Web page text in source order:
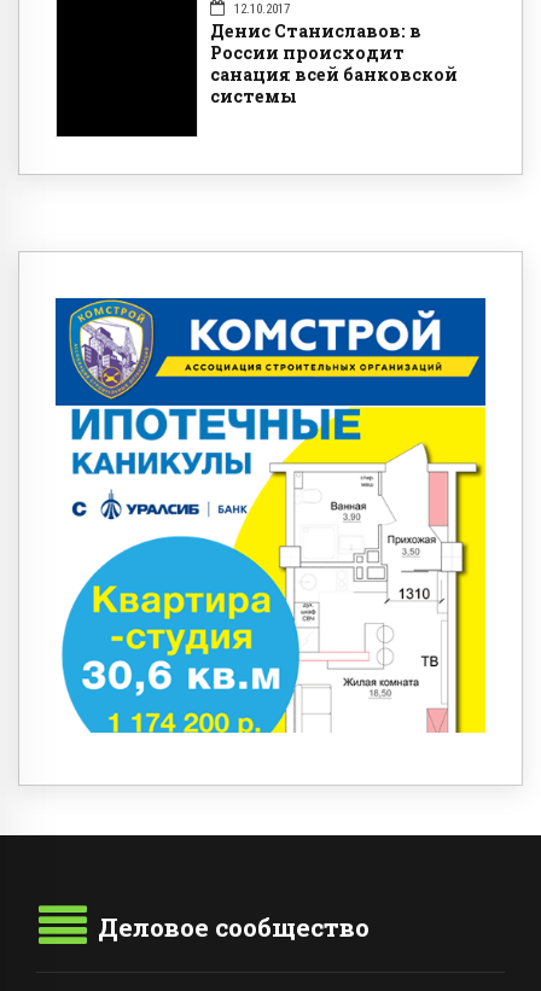
12.10.2017
Денис Станиславов: в
России происходит
санация всей банковской
системы
Деловое сообщество